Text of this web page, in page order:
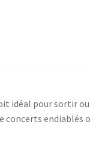
idéal pour sortir
concerts